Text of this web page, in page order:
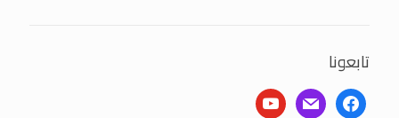
تابعونا
facebook
mail
youtube